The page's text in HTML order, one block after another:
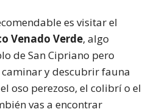
es visitar el
Venado Verde, algo
de San Cipriano pero
y descubrir fauna
oso perezoso, el colibrí o el
vas a encontrar